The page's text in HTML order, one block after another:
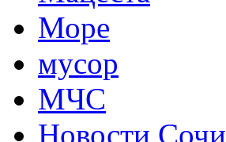
Море
мусор
МЧС
Новости Сочи